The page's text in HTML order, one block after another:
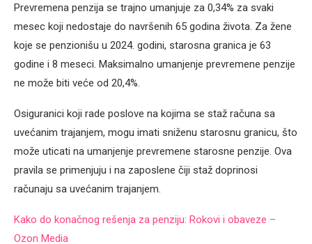
Prevremena penzija se trajno umanjuje za 0,34% za svaki
mesec koji nedostaje do navršenih 65 godina života. Za žene
koje se penzionišu u 2024. godini, starosna granica je 63
godine i 8 meseci. Maksimalno umanjenje prevremene penzije
ne može biti veće od 20,4%.
Osiguranici koji rade poslove na kojima se staž računa sa
uvećanim trajanjem, mogu imati sniženu starosnu granicu, što
može uticati na umanjenje prevremene starosne penzije. Ova
pravila se primenjuju i na zaposlene čiji staž doprinosi
računaju sa uvećanim trajanjem.
Kako do konačnog rešenja za penziju: Rokovi i obaveze –
Ozon Media